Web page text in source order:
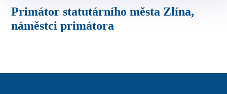
vyřídit Potřebuji zaplatit
Primátor statutárního města Zlína,
náměstci primátora